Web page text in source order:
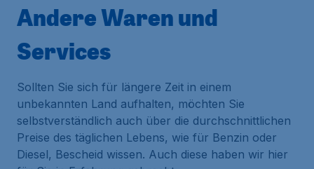
Andere Waren und
Services
Sollten Sie sich für längere Zeit in einem
unbekannten Land aufhalten, möchten Sie
selbstverständlich auch über die durchschnittlichen
Preise des täglichen Lebens, wie für Benzin oder
Diesel, Bescheid wissen. Auch diese haben wir hier